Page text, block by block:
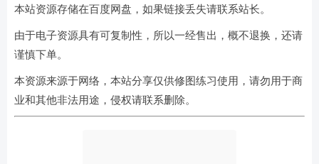
本站资源存储在百度网盘，如果链接丢失请联系站长。
由于电子资源具有可复制性，所以一经售出，概不退换，还请
谨慎下单。
本资源来源于网络，本站分享仅供修图练习使用，请勿用于商
业和其他非法用途，侵权请联系删除。